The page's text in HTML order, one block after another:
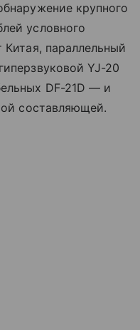
крупного
условного
параллельный
YJ-20
DF-21D — и
составляющей.